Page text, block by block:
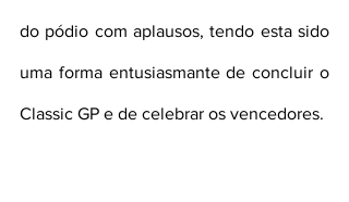
do pódio com aplausos, tendo esta sido
uma forma entusiasmante de concluir o
Classic GP e de celebrar os vencedores.